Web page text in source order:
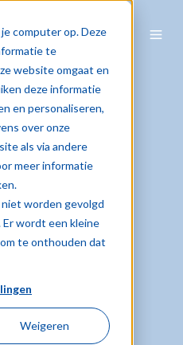
computer op. Deze
te
website omgaat en
deze informatie
en personaliseren,
over onze
als via andere
meer informatie
worden gevolgd
Er wordt een kleine
te onthouden dat
Weigeren